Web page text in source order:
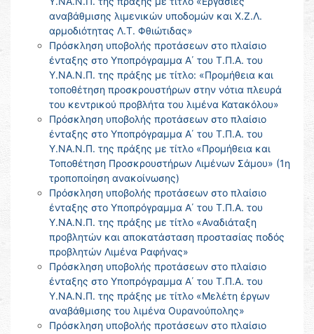
αναβάθμισης λιμενικών υποδομών και Χ.Ζ.Λ.
αρμοδιότητας Λ.Τ. Φθιώτιδας»
Πρόσκληση υποβολής προτάσεων στο πλαίσιο
ένταξης στο Υποπρόγραμμα Α΄ του Τ.Π.Α. του
Υ.ΝΑ.Ν.Π. της πράξης με τίτλο: «Προμήθεια και
τοποθέτηση προσκρουστήρων στην νότια πλευρά
του κεντρικού προβλήτα του λιμένα Κατακόλου»
Πρόσκληση υποβολής προτάσεων στο πλαίσιο
ένταξης στο Υποπρόγραμμα Α΄ του Τ.Π.Α. του
Υ.ΝΑ.Ν.Π. της πράξης με τίτλο «Προμήθεια και
Τοποθέτηση Προσκρουστήρων Λιμένων Σάμου» (1η
τροποποίηση ανακοίνωσης)
Πρόσκληση υποβολής προτάσεων στο πλαίσιο
ένταξης στο Υποπρόγραμμα Α΄ του Τ.Π.Α. του
Υ.ΝΑ.Ν.Π. της πράξης με τίτλο «Αναδιάταξη
προβλητών και αποκατάσταση προστασίας ποδός
προβλητών Λιμένα Ραφήνας»
Πρόσκληση υποβολής προτάσεων στο πλαίσιο
ένταξης στο Υποπρόγραμμα Α΄ του Τ.Π.Α. του
Υ.ΝΑ.Ν.Π. της πράξης με τίτλο «Μελέτη έργων
αναβάθμισης του λιμένα Ουρανούπολης»
Πρόσκληση υποβολής προτάσεων στο πλαίσιο